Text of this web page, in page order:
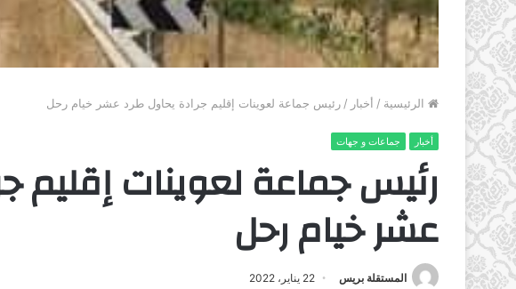
الرئيسية / أخبار / رئيس جماعة لعوينات إقليم جرادة يحاول طرد عشر خيام رحل
أخبار جماعات و جهات
رئيس جماعة لعوينات إقليم
عشر خيام رحل
المستقلة بريس 22 يناير، 2022